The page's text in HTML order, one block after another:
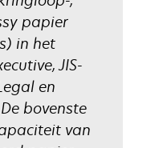
papier
in het
JIS-
en
bovenste
van